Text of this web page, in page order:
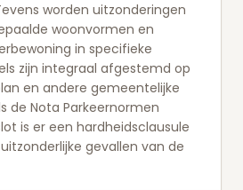
worden uitzonderingen
woonvormen en
in specifieke
zijn integraal afgestemd op
en andere gemeentelijke
de Nota Parkeernormen
is er een hardheidsclausule
gevallen van de